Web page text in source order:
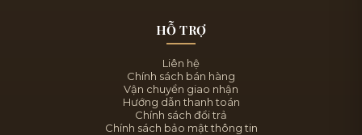
HỖ TRỢ
Liên hệ
Chính sách bán hàng
Vận chuyển giao nhận
Hướng dẫn thanh toán
Chính sách đổi trả
Chính sách bảo mật thông tin